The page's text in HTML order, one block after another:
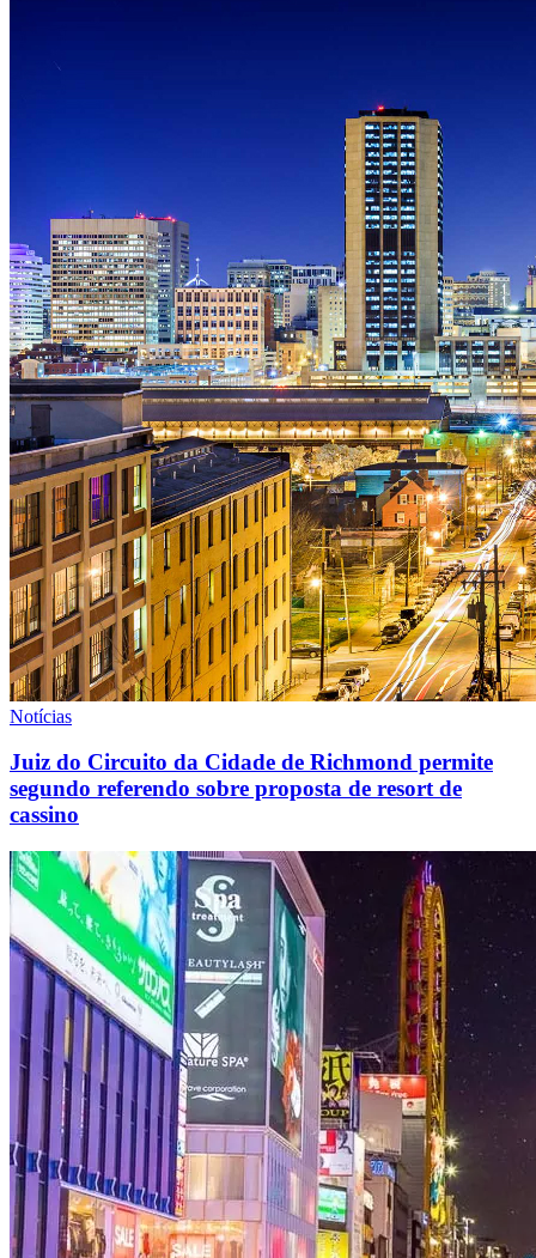
Notícias
Juiz do Circuito da Cidade de Richmond permite
segundo referendo sobre proposta de resort de
cassino